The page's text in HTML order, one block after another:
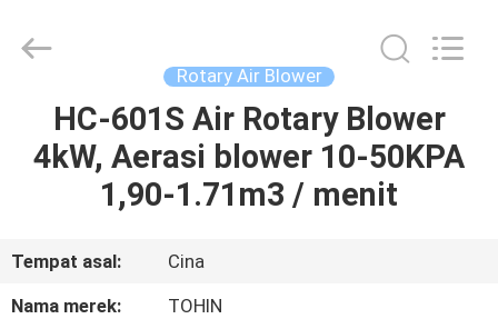
RUMAH
PRODUK
VIDEO
(Jiangsu)
Rotary Air Blower
HC-601S Air Rotary Blower
4kW, Aerasi blower 10-50KPA
1,90-1.71m3 / menit
Tempat asal:
Cina
Nama merek:
TOHIN